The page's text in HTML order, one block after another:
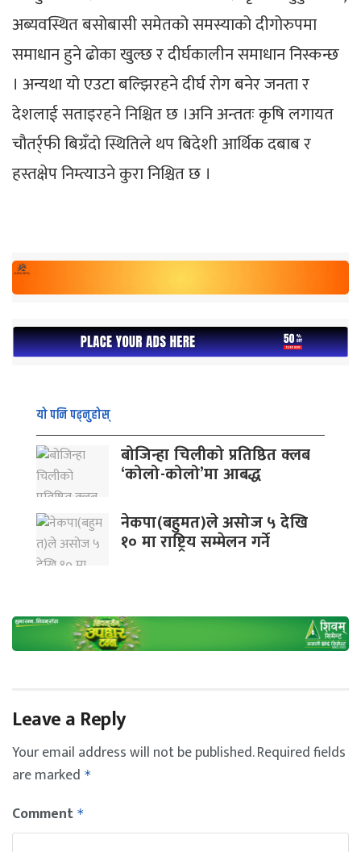
अब्यवस्थित बसोबासी समेतको समस्याको दीगोरुपमा
समाधान हुने ढोका खुल्छ र दीर्घकालीन समाधान निस्कन्छ
। अन्यथा यो एउटा बल्झिरहने दीर्घ रोग बनेर जनता र
देशलाई सताइरहने निश्चित छ ।अनि अन्ततः कृषि लगायत
चौतर्र्फी बिग्रँदो स्थितिले थप बिदेशी आर्थिक दबाब र
हस्तक्षेप निम्त्याउने कुरा निश्चित छ ।
यो पनि पढ्नुहोस्
बोजिन्हा चिलीको प्रतिष्ठित क्लब
‘कोलो-कोलो’मा आबद्ध
नेकपा(बहुमत)ले असोज ५ देखि
१० मा राष्ट्रिय सम्मेलन गर्ने
Leave a Reply
Your email address will not be published.Required fields
are marked *
Comment *